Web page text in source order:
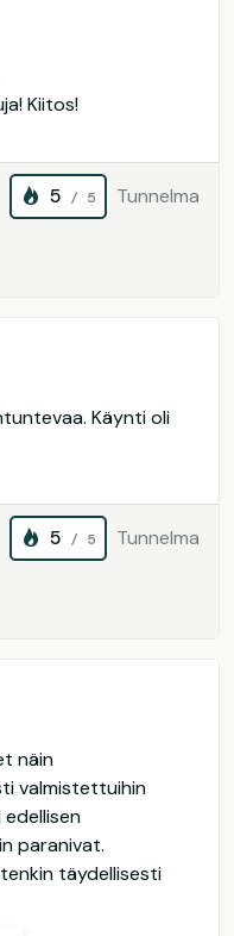
Kiitos!
5 / 5 Tunnelma
Käynti oli
5 / 5 Tunnelma
näin
valmistettuihin
paranivat.
täydellisesti